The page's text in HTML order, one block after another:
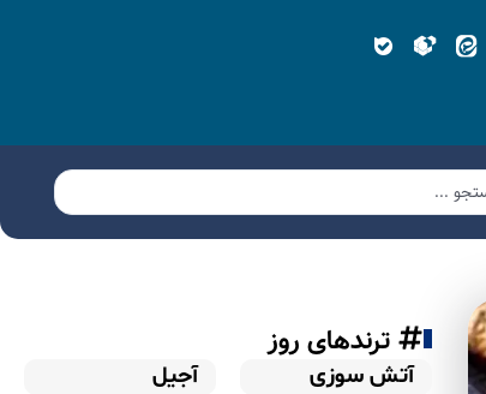
ترندهای روز
آتش سوزی
آجیل